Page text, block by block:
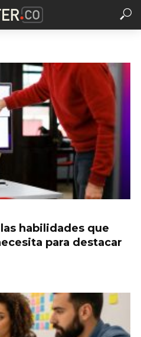
habilidades que
para destacar